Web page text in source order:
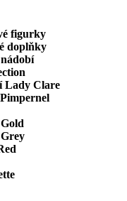
figurky
doplňky
Lady Clare